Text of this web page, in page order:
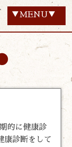
▼MENU▼
的に健康診
康診断をして